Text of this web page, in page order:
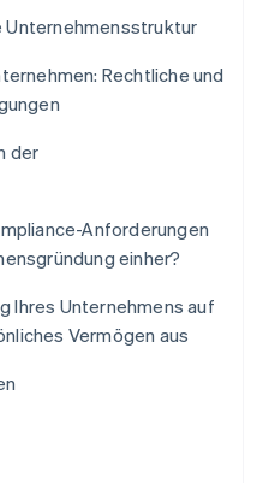
Unternehmensstruktur
Rechtliche und
der
Anforderungen
einher?
Ihres Unternehmens auf
Vermögen aus